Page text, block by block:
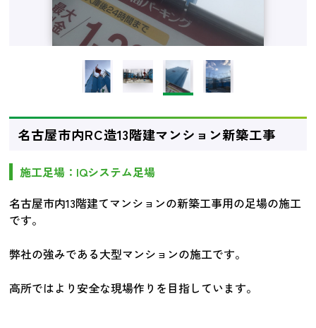
名古屋市内RC造13階建マンション新築工事
施工足場：IQシステム足場
名古屋市内13階建てマンションの新築工事用の足場の施工
です。
弊社の強みである大型マンションの施工です。
高所ではより安全な現場作りを目指しています。